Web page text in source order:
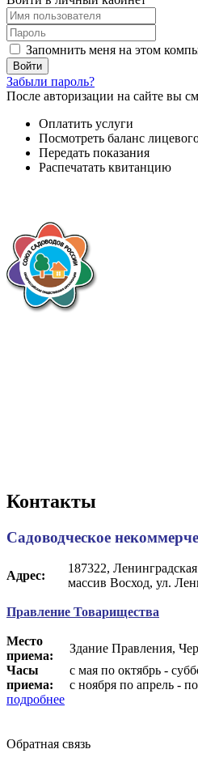
Запомнить меня на этом
Забыли пароль?
После авторизации на сайте вы
Оплатить услуги
Посмотреть баланс
Передать показания
Распечатать квитанцию
Контакты
Садоводческое
Адрес:
187322,
массив Восход, ул.
Правление Товарищества
Место
приема:
Здание Правления,
Часы
приема:
с мая по октябрь -
с ноября по апрель -
подробнее
Обратная связь